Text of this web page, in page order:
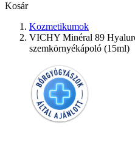
Kosár
Kozmetikumok
VICHY Minéral 89
szemkörnyékápoló (15ml)